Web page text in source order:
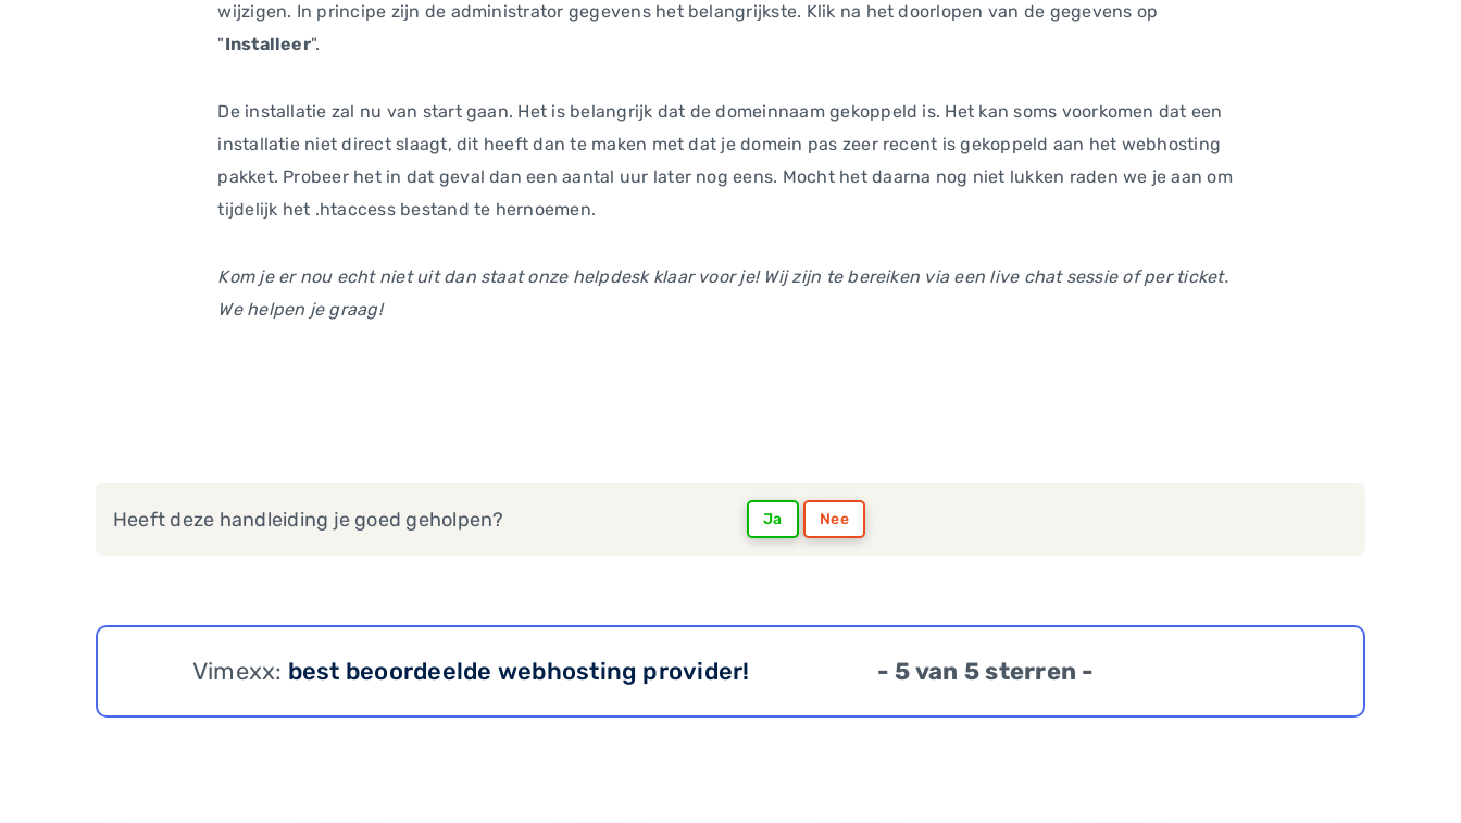
wijzigen. In principe zijn de administrator gegevens het belangrijkste. Klik na het doorlopen van de gegevens op
"Installeer".
De installatie zal nu van start gaan. Het is belangrijk dat de domeinnaam gekoppeld is. Het kan soms voorkomen dat een
installatie niet direct slaagt, dit heeft dan te maken met dat je domein pas zeer recent is gekoppeld aan het webhosting
pakket. Probeer het in dat geval dan een aantal uur later nog eens. Mocht het daarna nog niet lukken raden we je aan om
tijdelijk het .htaccess bestand te hernoemen.
Kom je er nou echt niet uit dan staat onze helpdesk klaar voor je! Wij zijn te bereiken via een live chat sessie of per ticket.
We helpen je graag!
Heeft deze handleiding je goed geholpen? Ja Nee
Vimexx: best beoordeelde webhosting provider! - 5 van 5 sterren -